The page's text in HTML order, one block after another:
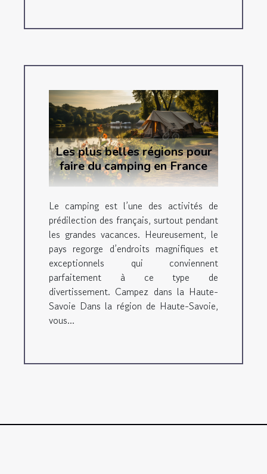
Les plus belles régions pour
faire du camping en France
Le camping est l’une des activités de
prédilection des français, surtout pendant
les grandes vacances. Heureusement, le
pays regorge d’endroits magnifiques et
exceptionnels qui conviennent
parfaitement à ce type de
divertissement. Campez dans la Haute-
Savoie Dans la région de Haute-Savoie,
vous...